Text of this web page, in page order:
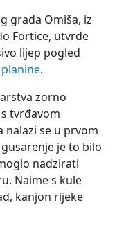
grada Omiša, iz
Fortice, utvrde
lijep pogled
planine.
zorno
tvrđavom
nalazi se u prvom
je to bilo
nadzirati
Naime s kule
kanjon rijeke